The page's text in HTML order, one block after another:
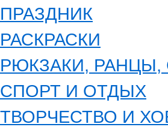
ПРАЗДНИК
РАСКРАСКИ
РЮКЗАКИ, РАНЦЫ,
СПОРТ И ОТДЫХ
ТВОРЧЕСТВО И